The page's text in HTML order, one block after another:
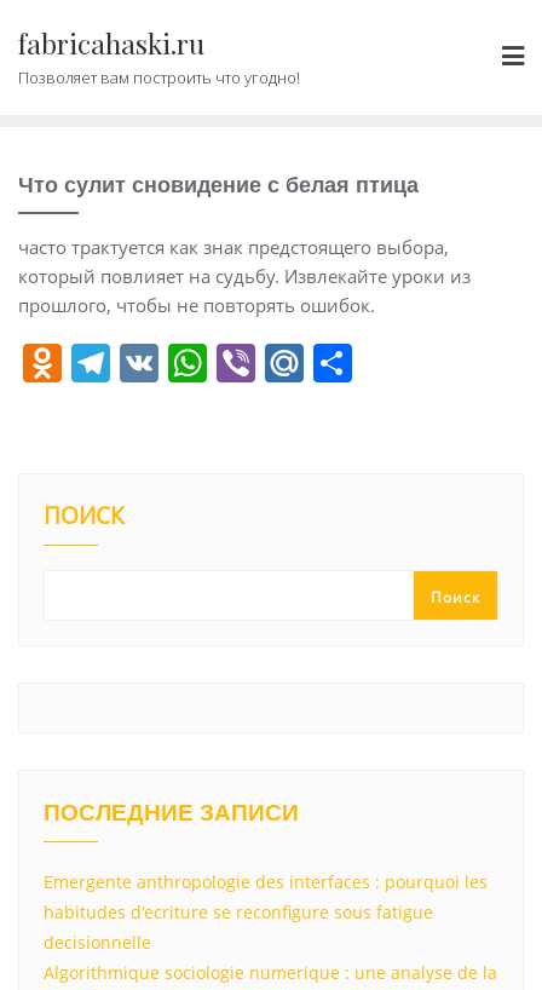
содержимому
fabricahaski.ru
Позволяет вам построить что угодно!
Что сулит сновидение с белая птица
часто трактуется как знак предстоящего выбора,
который повлияет на судьбу. Извлекайте уроки из
прошлого, чтобы не повторять ошибок.
O
kl
a
T
a
V W Vi M
ПОИСК
Поиск
ПОСЛЕДНИЕ ЗАПИСИ
Emergente anthropologie des interfaces : pourquoi les
habitudes d'ecriture se reconfigure sous fatigue
decisionnelle
Algorithmique sociologie numerique : une analyse de la